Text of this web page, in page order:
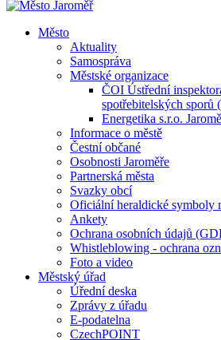
Město
Aktuality
Samospráva
Městské organizace
ČOI Ústřední
spotřebitelských sporů
Energetika s.r.o.
Informace o městě
Čestní občané
Osobnosti Jaroměře
Partnerská města
Svazky obcí
Oficiální heraldické symboly
Ankety
Ochrana osobních údajů
Whistleblowing - ochrana
Foto a video
Městský úřad
Úřední deska
Zprávy z úřadu
E-podatelna
CzechPOINT